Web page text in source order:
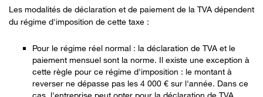
Les modalités de déclaration et de paiement de la TVA dépendent
du régime d'imposition de cette taxe :
Pour le régime réel normal : la déclaration de TVA et le
paiement mensuel sont la norme. Il existe une exception à
cette règle pour ce régime d'imposition : le montant à
reverser ne dépasse pas les 4 000 € sur l'année. Dans ce
cas, l'entreprise peut opter pour la déclaration de TVA